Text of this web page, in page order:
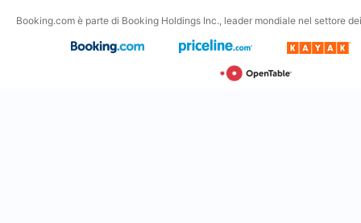
Booking.com è parte di Booking Holdings Inc., leader mondiale nel settore